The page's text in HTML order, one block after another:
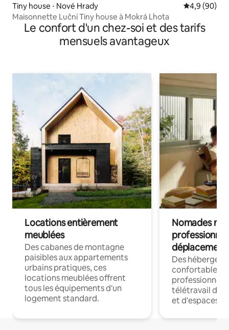
Tiny house ⋅ Nové Hrady Évaluation
4,9 (90)
Maisonnette Luční Tiny house à Mokrá Lhota
Le confort d'un chez-soi et des tarifs
mensuels avantageux
Locations entièrement
meublées
Des cabanes de montagne
paisibles aux appartements
urbains pratiques, ces
locations meublées offrent
tous les équipements d'un
logement standard.
Nomades
déplacement
Des
confortables
professionnels
télétravail
et d'espaces